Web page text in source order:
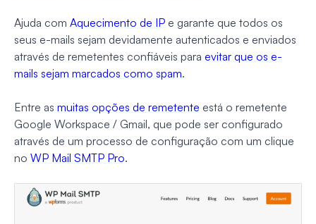
Ajuda com Aquecimento de IP e garante que todos os
seus e-mails sejam devidamente autenticados e enviados
através de remetentes confiáveis para evitar que os e-
mails sejam marcados como spam.
Entre as muitas opções de remetente está o remetente
Google Workspace / Gmail, que pode ser configurado
através de um processo de configuração com um clique
no WP Mail SMTP Pro.